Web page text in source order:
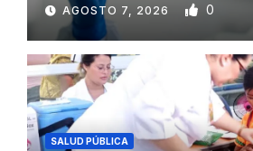
AGOSTO 7, 2026 0
SALUD PÚBLICA